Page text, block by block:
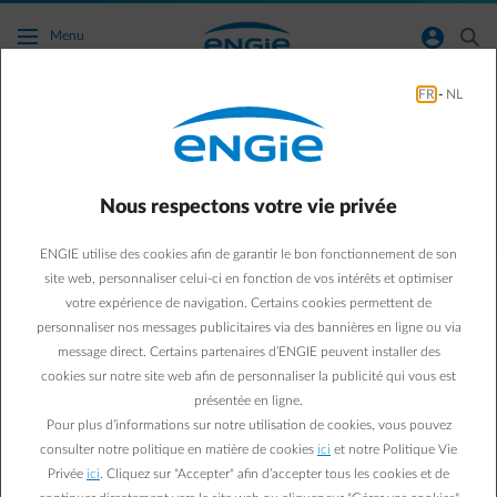
Accéder au contenu principal
Menu normal-account-circle search
Vaut-il mieux autoconsommer ou injecter sur
réduire immédiatement votre facture d’électricité
Optimiser son autoconsommation présente plusieurs avantages :
> vous consommez moins d’énergie du réseau ;
> vous réduisez les frais de réseau sur votre facture d’électricité.
Voici nos conseils pour augmenter votre autonconsommation.
FR - NL
Nous respectons votre vie privée
ENGIE utilise des cookies afin de garantir le bon fonctionnement de son
site web, personnaliser celui-ci en fonction de vos intérêts et optimiser
votre expérience de navigation. Certains cookies permettent de
personnaliser nos messages publicitaires via des bannières en ligne ou via
message direct. Certains partenaires d’ENGIE peuvent installer des
cookies sur notre site web afin de personnaliser la publicité qui vous est
présentée en ligne.
Pour plus d’informations sur notre utilisation de cookies, vous pouvez
consulter notre politique en matière de cookies ici et notre Politique Vie
Privée ici . Cliquez sur "Accepter" afin d’accepter tous les cookies et de